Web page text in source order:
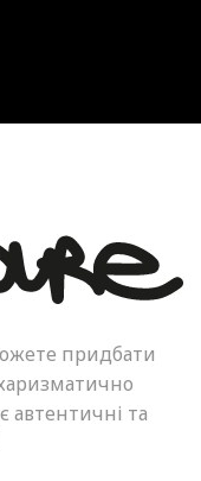
придбати
автентичні та